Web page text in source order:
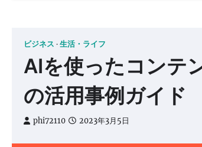
ビジネス 生活・ライフ
AIを使ったコンテ
の活用事例ガイド
phi72110 2023年3月5日